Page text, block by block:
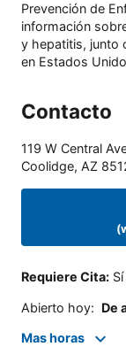
Prevención de
información
y hepatitis, junto
en Estados
Contacto
119 W Central
Coolidge, AZ
Requiere Cita: Sí
Abierto hoy: De
Mas horas